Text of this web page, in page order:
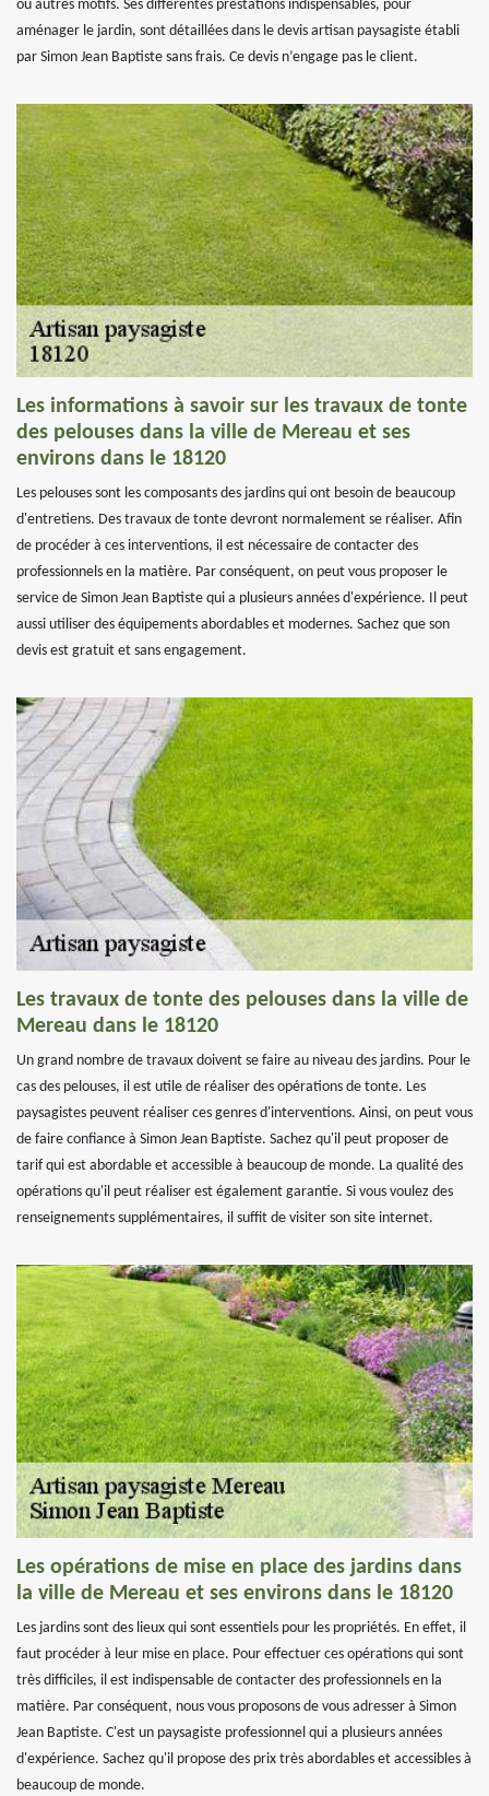
ou autres motifs. Ses différentes prestations indispensables, pour
aménager le jardin, sont détaillées dans le devis artisan paysagiste établi
par Simon Jean Baptiste sans frais. Ce devis n’engage pas le client.
Les informations à savoir sur les travaux de tonte
des pelouses dans la ville de Mereau et ses
environs dans le 18120
Les pelouses sont les composants des jardins qui ont besoin de beaucoup
d'entretiens. Des travaux de tonte devront normalement se réaliser. Afin
de procéder à ces interventions, il est nécessaire de contacter des
professionnels en la matière. Par conséquent, on peut vous proposer le
service de Simon Jean Baptiste qui a plusieurs années d'expérience. Il peut
aussi utiliser des équipements abordables et modernes. Sachez que son
devis est gratuit et sans engagement.
Les travaux de tonte des pelouses dans la ville de
Mereau dans le 18120
Un grand nombre de travaux doivent se faire au niveau des jardins. Pour le
cas des pelouses, il est utile de réaliser des opérations de tonte. Les
paysagistes peuvent réaliser ces genres d'interventions. Ainsi, on peut vous
de faire confiance à Simon Jean Baptiste. Sachez qu'il peut proposer de
tarif qui est abordable et accessible à beaucoup de monde. La qualité des
opérations qu'il peut réaliser est également garantie. Si vous voulez des
renseignements supplémentaires, il suffit de visiter son site internet.
Les opérations de mise en place des jardins dans
la ville de Mereau et ses environs dans le 18120
Les jardins sont des lieux qui sont essentiels pour les propriétés. En effet, il
faut procéder à leur mise en place. Pour effectuer ces opérations qui sont
très difficiles, il est indispensable de contacter des professionnels en la
matière. Par conséquent, nous vous proposons de vous adresser à Simon
Jean Baptiste. C'est un paysagiste professionnel qui a plusieurs années
d'expérience. Sachez qu'il propose des prix très abordables et accessibles à
beaucoup de monde.